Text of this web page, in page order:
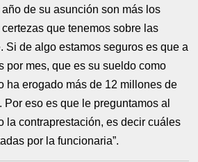
año de su asunción son más los
que tenemos sobre las
Si de algo estamos seguros es que a
por mes, que es su sueldo como
ha erogado más de 12 millones de
eso es que le preguntamos al
la contraprestación, es decir cuáles
por la funcionaria”.